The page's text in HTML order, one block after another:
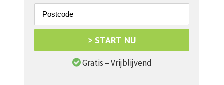
> START NU
Gratis – Vrijblijvend